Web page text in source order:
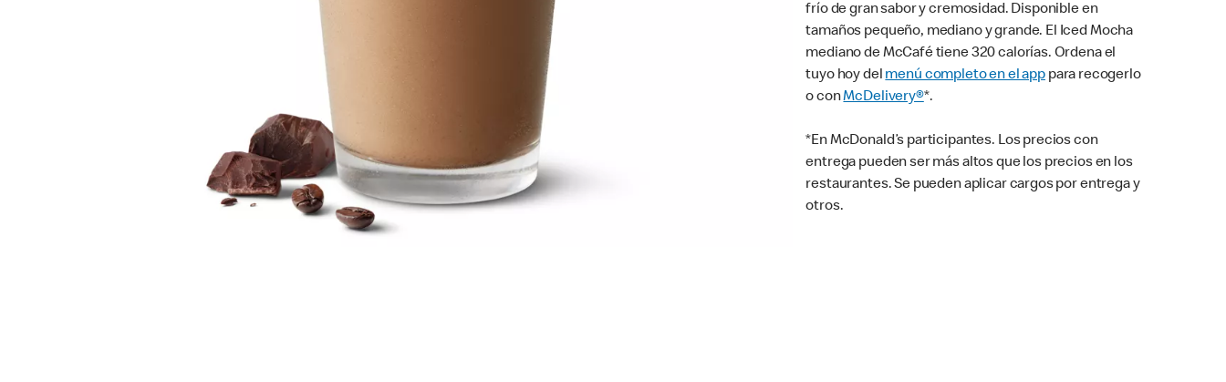
frío de gran sabor y cremosidad. Disponible en
tamaños pequeño, mediano y grande. El Iced Mocha
mediano de McCafé tiene 320 calorías. Ordena el
tuyo hoy del menú completo en el apppara recogerlo
o conMcDelivery®*.
*En McDonald’s participantes. Los precios con
entrega pueden ser más altos que los precios en los
restaurantes. Se pueden aplicar cargos por entrega y
otros.